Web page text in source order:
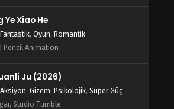
Şubat 5, 2022
Wo Shi Da Shenxian 5.Bölüm
Şubat 5, 2022
Wo Shi Da Shenxian 4.Bölüm
Ye Xiao He
Fantastik, Oyun, Romantik
Pencil Animation
Ju (2026)
Aksiyon, Gizem, Psikolojik, Süper Güç
Studio Tumble